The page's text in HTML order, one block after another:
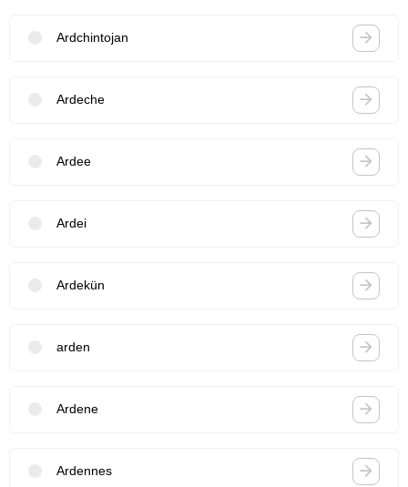
Ardchintojan
Ardeche
Ardee
Ardei
Ardekün
arden
Ardene
Ardennes